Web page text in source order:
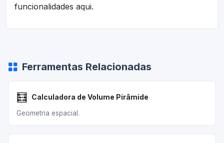
funcionalidades aqui.
Ferramentas Relacionadas
🧮 Calculadora de Volume Pirâmide
Geometria espacial.